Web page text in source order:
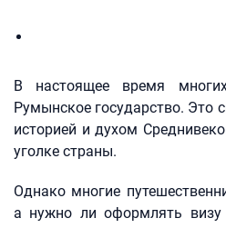
В настоящее время
Румынское государство. Это
историей и духом
уголке страны.
Однако многие
а нужно ли оформлять